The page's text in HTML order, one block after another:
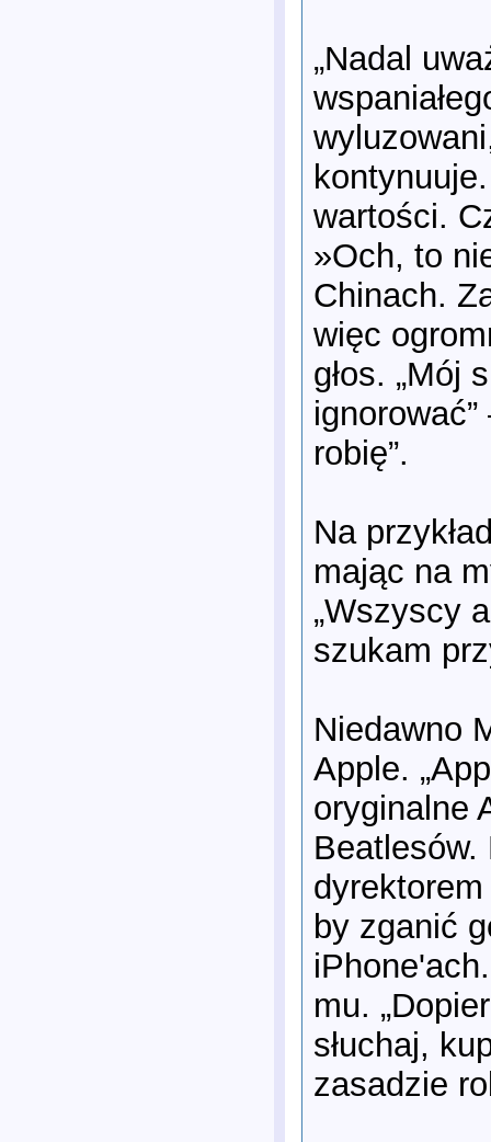
„Nadal
wartości.
»Och, to
Chinach.
więc
głos. „Mój
robię”.
Na
mając na
„Wszyscy
szukam
Niedawno
Apple.
oryginalne
Beatlesów.
by zganić
mu.
słuchaj,
zasadzie